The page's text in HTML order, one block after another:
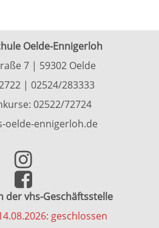
Oelde-Ennigerloh
7 | 59302 Oelde
| 02524/283333
02522/72724
oelde-ennigerloh.de
der vhs-Geschäftsstelle
geschlossen